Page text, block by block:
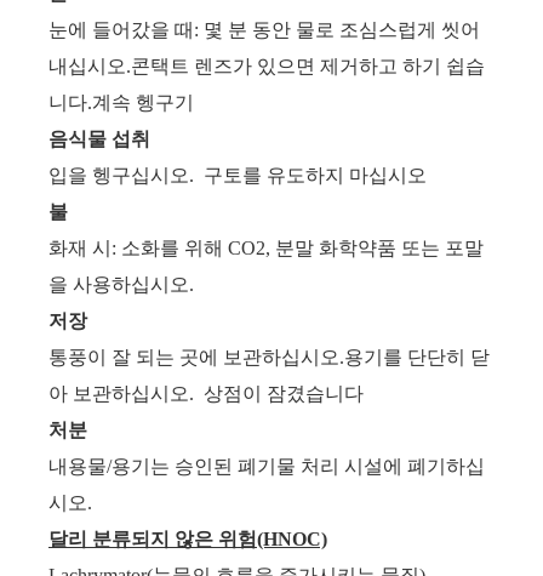
눈에 들어갔을 때: 몇 분 동안 물로 조심스럽게 씻어
내십시오.콘택트 렌즈가 있으면 제거하고 하기 쉽습
니다.계속 헹구기
음식물 섭취
입을 헹구십시오. 구토를 유도하지 마십시오
불
화재 시: 소화를 위해 CO2, 분말 화학약품 또는 포말
을 사용하십시오.
저장
통풍이 잘 되는 곳에 보관하십시오.용기를 단단히 닫
아 보관하십시오. 상점이 잠겼습니다
처분
내용물/용기는 승인된 폐기물 처리 시설에 폐기하십
시오.
달리 분류되지 않은 위험(HNOC)